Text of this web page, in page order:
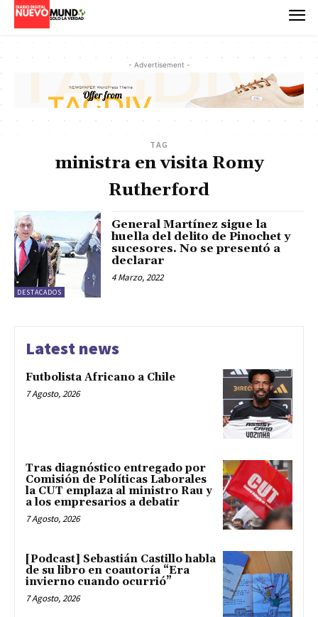
- Advertisement -
TAG
ministra en visita Romy
Rutherford
DESTACADOS
General Martínez sigue la
huella del delito de Pinochet y
sucesores. No se presentó a
declarar
4 Marzo, 2022
Latest news
Futbolista Africano a Chile
7 Agosto, 2026
Tras diagnóstico entregado por
Comisión de Políticas Laborales
la CUT emplaza al ministro Rau y
a los empresarios a debatir
7 Agosto, 2026
[Podcast] Sebastián Castillo habla
de su libro en coautoría “Era
invierno cuando ocurrió”
7 Agosto, 2026